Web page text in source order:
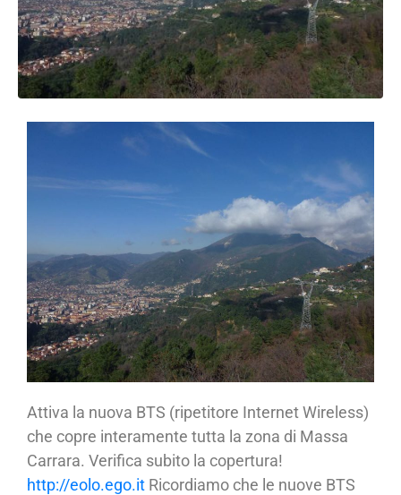
Attiva la nuova BTS (ripetitore Internet Wireless)
che copre interamente tutta la zona di Massa
Carrara. Verifica subito la copertura!
http://eolo.ego.it Ricordiamo che le nuove BTS